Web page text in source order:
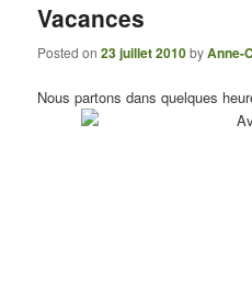
Vacances
Posted on23 juillet 2010byAnne-
Nous partons dans quelques